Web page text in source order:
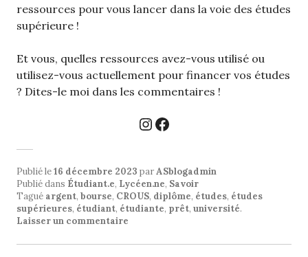
ressources pour vous lancer dans la voie des études
supérieure !
Et vous, quelles ressources avez-vous utilisé ou
utilisez-vous actuellement pour financer vos études
? Dites-le moi dans les commentaires !
Instagram
Facebook
Publié le16 décembre 2023 parASblogadmin
Publié dans Étudiant.e, Lycéen.ne, Savoir
Tagué argent, bourse, CROUS, diplôme, études, études
supérieures, étudiant, étudiante, prêt, université.
Laisser un commentaire